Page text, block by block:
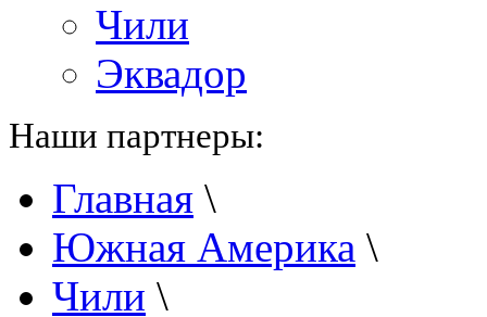
Чили
Эквадор
Наши партнеры:
Главная \
Южная Америка \
Чили \